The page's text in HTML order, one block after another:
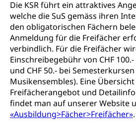
Die KSR führt ein attraktives
welche die SuS gemäss ihren
den obligatorischen Fächern
Anmeldung für die Freifächer
verbindlich. Für die Freifächer
Einschreibegebühr von CHF
und CHF 50.- bei
Musikensembles). Eine
Freifächerangebot und
findet man auf unserer Website
«Ausbildung>Fächer>Freifächer».
Schifffahrt
Strasse
Autoverkehr, Lastwagenverkehr,
leistungsabhängige
Langsamverkehr, Transportmittel,
Individualverkehr
zentras (Betrieb und
ZG)
Verkehr und
Persönliches
Zivilstand